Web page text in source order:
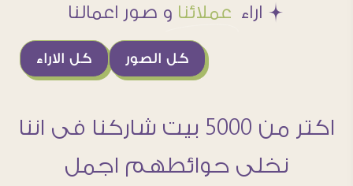
Æ اراء عملائنا و صور اعمالنا
كل الاراء كل الصور
اكتر من 5000 بيت شاركنا فى اننا
نخلى حوائطهم اجمل